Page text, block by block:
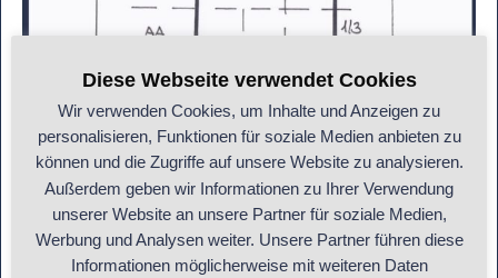
Kann man Fehlbereiche ausgleichen?
Diese Webseite verwendet Cookies
Wir verwenden Cookies, um Inhalte und Anzeigen zu
personalisieren, Funktionen für soziale Medien anbieten zu
können und die Zugriffe auf unsere Website zu analysieren.
Außerdem geben wir Informationen zu Ihrer Verwendung
unserer Website an unsere Partner für soziale Medien,
Werbung und Analysen weiter. Unsere Partner führen diese
Informationen möglicherweise mit weiteren Daten